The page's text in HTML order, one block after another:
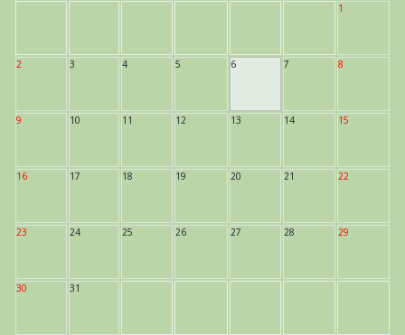
1
2 3 4 5 6 7 8
9 10 11 12 13 14 15
16 17 18 19 20 21 22
23 24 25 26 27 28 29
30 31